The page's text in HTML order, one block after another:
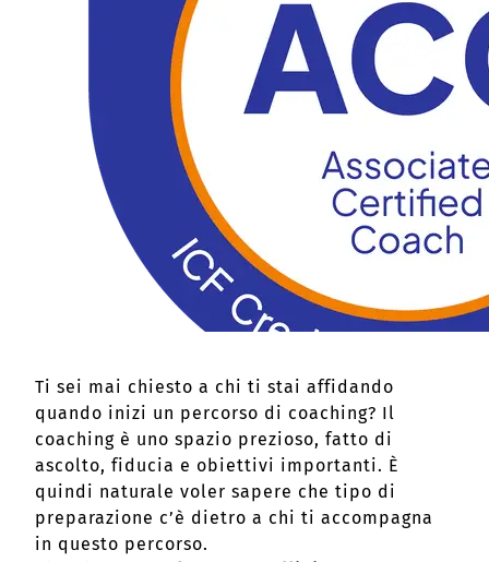
Ti sei mai chiesto a chi ti stai affidando
quando inizi un percorso di coaching? Il
coaching è uno spazio prezioso, fatto di
ascolto, fiducia e obiettivi importanti. È
quindi naturale voler sapere che tipo di
preparazione c’è dietro a chi ti accompagna
in questo percorso.